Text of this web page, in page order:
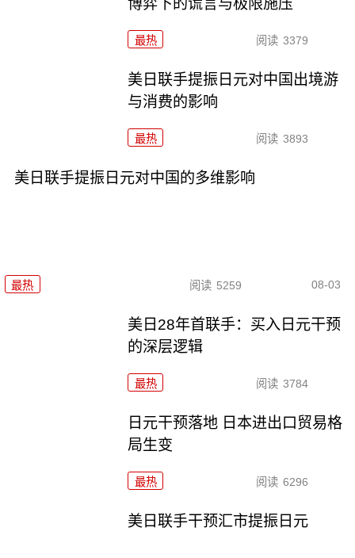
博弈下的谎言与极限施压
最热 阅读 3379
美日联手提振日元对中国出境游
与消费的影响
最热 阅读 3893
美日联手提振日元对中国的多维影响
最热 阅读 5259 08-03
美日28年首联手：买入日元干预
的深层逻辑
最热 阅读 3784
日元干预落地 日本进出口贸易格
局生变
最热 阅读 6296
美日联手干预汇市提振日元